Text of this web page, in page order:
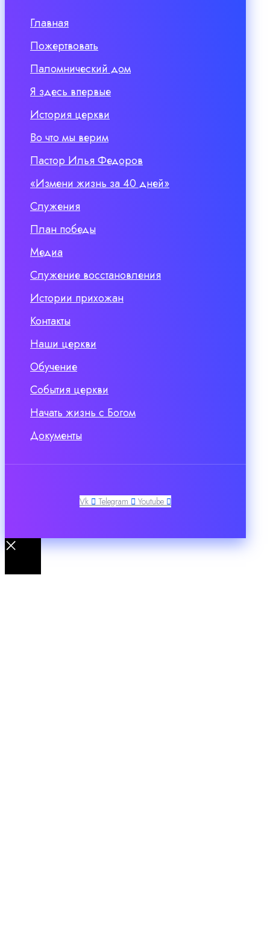
Главная
Пожертвовать
Паломнический дом
Я здесь впервые
История церкви
Во что мы верим
Пастор Илья Федоров
«Измени жизнь за 40 дней»
Служения
План победы
Медиа
Служение восстановления
Истории прихожан
Контакты
Наши церкви
Обучение
События церкви
Начать жизнь с Богом
Документы
Vk Telegram Youtube